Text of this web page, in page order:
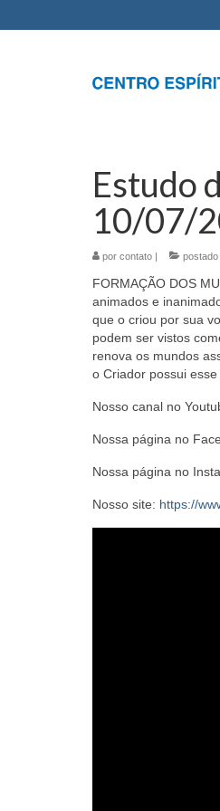
Estudo
10/07/
por contato | postado
FORMAÇÃO DOS
animados e
que o criou por sua
podem ser vistos
renova os mundos
o Criador possui esse
Nosso canal no
Nossa página no
Nossa página no
Nosso site: https://